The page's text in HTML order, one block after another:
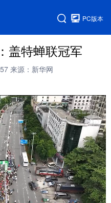
PC版本
盖特蝉联冠军
来源：新华网